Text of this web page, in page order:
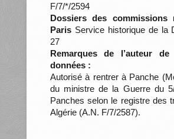
F/7/*/2594
Dossiers des commissions
ParisService historique de la
27
Remarques de l’auteur
données :
Autorisé à rentrer à Panche
du ministre de la Guerre du
Panches selon le registre des
Algérie (A.N. F/7/2587).